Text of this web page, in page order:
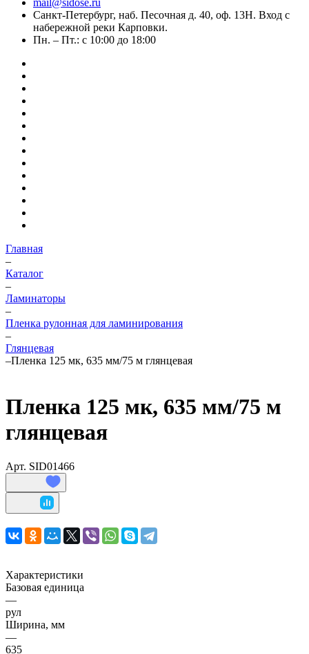
mail@sidose.ru
Санкт-Петербург, наб. Песочная д. 40, оф. 13Н. Вход с
набережной реки Карповки.
Пн. – Пт.: с 10:00 до 18:00
Главная
–
Каталог
–
Ламинаторы
–
Пленка рулонная для ламинирования
–
Глянцевая
–Пленка 125 мк, 635 мм/75 м глянцевая
Пленка 125 мк, 635 мм/75 м
глянцевая
Арт. SID01466
Характеристики
Базовая единица
—
рул
Ширина, мм
—
635